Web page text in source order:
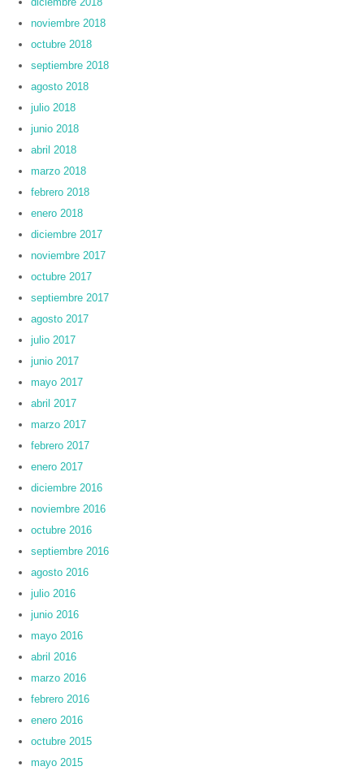
noviembre 2018
octubre 2018
septiembre 2018
agosto 2018
julio 2018
junio 2018
abril 2018
marzo 2018
febrero 2018
enero 2018
diciembre 2017
noviembre 2017
octubre 2017
septiembre 2017
agosto 2017
julio 2017
junio 2017
mayo 2017
abril 2017
marzo 2017
febrero 2017
enero 2017
diciembre 2016
noviembre 2016
octubre 2016
septiembre 2016
agosto 2016
julio 2016
junio 2016
mayo 2016
abril 2016
marzo 2016
febrero 2016
enero 2016
octubre 2015
mayo 2015